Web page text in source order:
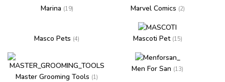
Marina (19) Marvel Comics (2)
Masco Pets (4) Mascoti Pet (15)
Master Grooming Tools (1)
Men For San (13)